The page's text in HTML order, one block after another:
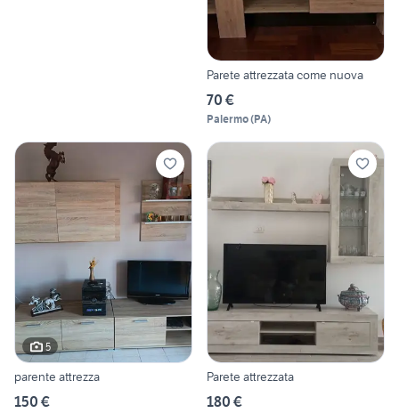
Parete attrezzata come nuova
70 €
Palermo(PA)
5
parente attrezza
150 €
Parete attrezzata
180 €